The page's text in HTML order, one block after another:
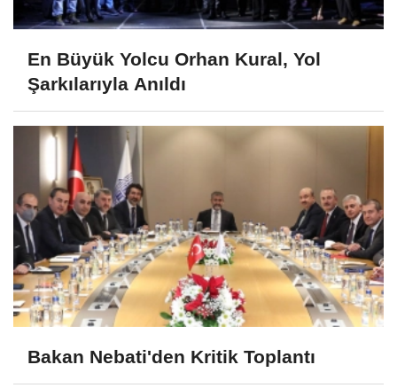
En Büyük Yolcu Orhan Kural, Yol
Şarkılarıyla Anıldı
Bakan Nebati'den Kritik Toplantı